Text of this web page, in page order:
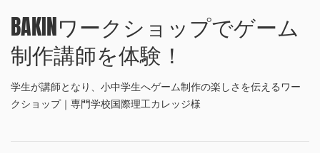
BAKINワークショップでゲーム
制作講師を体験！
学生が講師となり、小中学生へゲーム制作の楽しさを伝えるワー
クショップ｜専門学校国際理工カレッジ様